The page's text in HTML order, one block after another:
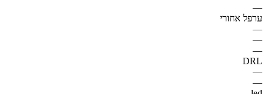
—
ערפל אחורי
—
—
—
DRL
—
—